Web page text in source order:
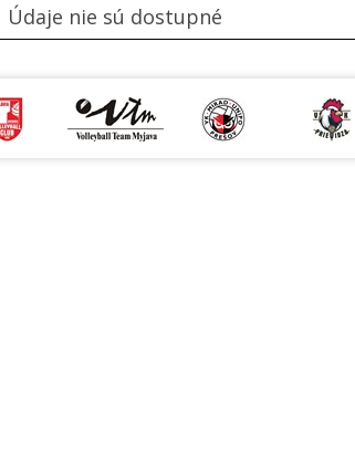
Údaje nie sú dostupné